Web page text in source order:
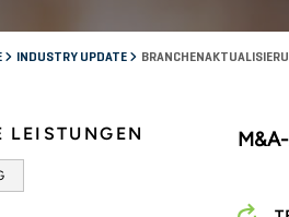
INDUSTRY UPDATE
LEISTUNGEN